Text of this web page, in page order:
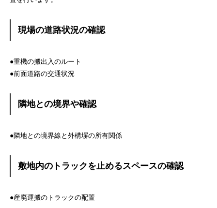
現場の道路状況の確認
●重機の搬出入のルート
●前面道路の交通状況
隣地との境界や確認
●隣地との境界線と外構塀の所有関係
敷地内のトラックを止めるスペースの確認
●産廃運搬のトラックの配置